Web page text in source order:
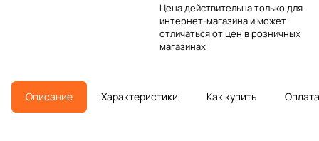
Цена действительна только для
интернет-магазина и может
отличаться от цен в розничных
магазинах
Описание Характеристики Как купить Оплата